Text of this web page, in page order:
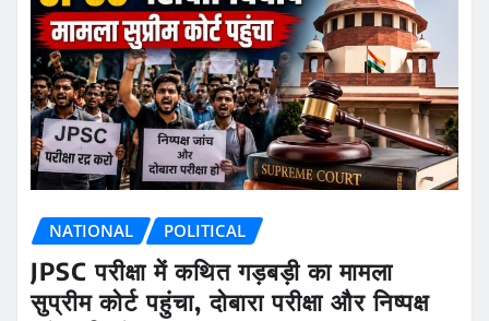
NATIONAL POLITICAL
JPSC परीक्षा में कथित गड़बड़ी का मामला
सुप्रीम कोर्ट पहुंचा, दोबारा परीक्षा और निष्पक्ष